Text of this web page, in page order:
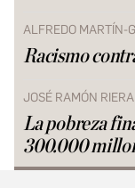
ALFREDO MARTÍN-
Racismo
JOSÉ RAMÓN RIERA
La pobreza
300.000